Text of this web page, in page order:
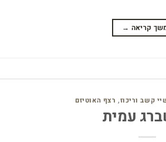
קריאה →
קשב וריכוז, רצף האוטיזם
עמית